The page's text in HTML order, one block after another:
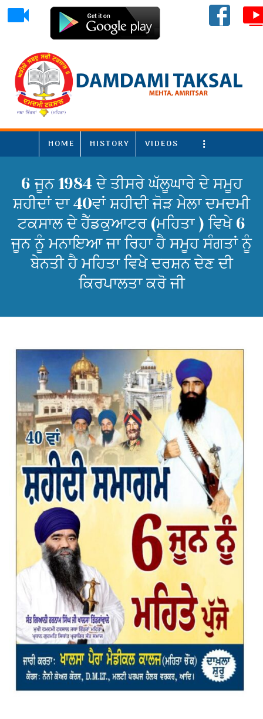
HOME HISTORY VIDEOS More
6 ਜੂਨ 1984 ਦੇ ਤੀਸਰੇ ਘੱਲੂਘਾਰੇ ਦੇ ਸਮੂਹ
ਸ਼ਹੀਦਾਂ ਦਾ 40ਵਾਂ ਸ਼ਹੀਦੀ ਜੋੜ ਮੇਲਾ ਦਮਦਮੀ
ਟਕਸਾਲ ਦੇ ਹੈੱਡਕੁਆਟਰ (ਮਹਿਤਾ ) ਵਿਖੇ 6
ਜੂਨ ਨੂੰ ਮਨਾਇਆ ਜਾ ਰਿਹਾ ਹੈ ਸਮੂਹ ਸੰਗਤਾਂ ਨੂੰ
ਬੇਨਤੀ ਹੈ ਮਹਿਤਾ ਵਿਖੇ ਦਰਸ਼ਨ ਦੇਣ ਦੀ
ਕਿਰਪਾਲਤਾ ਕਰੋ ਜੀ